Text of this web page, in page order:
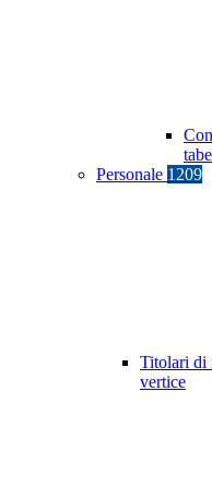
Personale 1209
Titolari di
vertice